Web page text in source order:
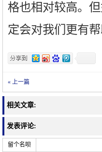
格也相对较高。
定会对我们更有帮
« 上一篇
相关文章:
发表评论:
留个名呗